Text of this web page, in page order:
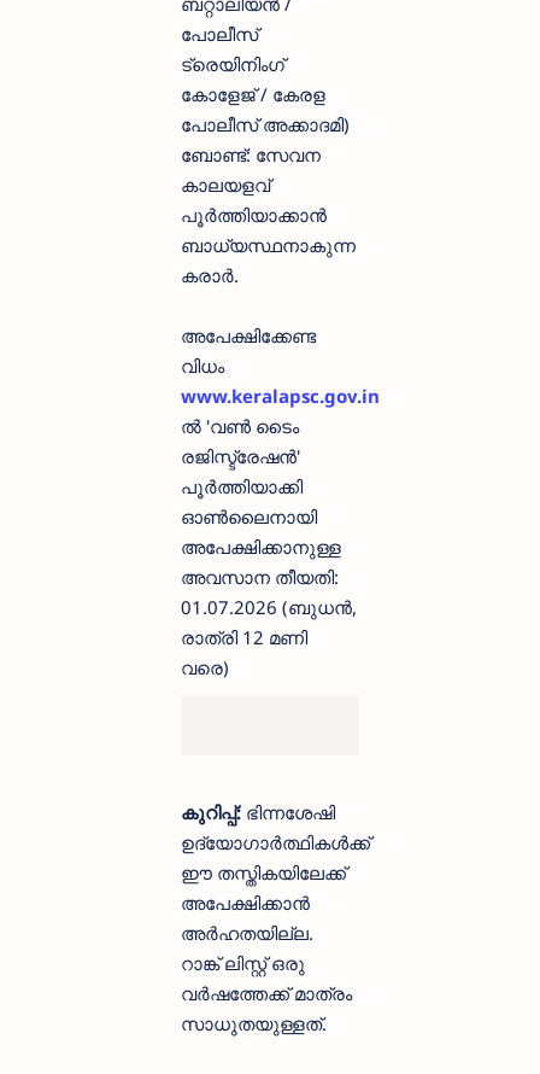
പോലീസ്
ട്രെയിനിംഗ്
കോളേജ് / കേരള
പോലീസ് അക്കാദമി)
ബോണ്ട്: സേവന
കാലയളവ്
പൂർത്തിയാക്കാൻ
ബാധ്യസ്ഥനാകുന്ന
കരാർ.
അപേക്ഷിക്കേണ്ട
വിധം
www.keralapsc.gov.in
ൽ 'വൺ ടൈം
രജിസ്ട്രേഷൻ'
പൂർത്തിയാക്കി
ഓൺലൈനായി
അപേക്ഷിക്കാനുള്ള
അവസാന തീയതി:
01.07.2026 (ബുധൻ,
രാത്രി 12 മണി
വരെ)
കുറിപ്പ്: ഭിന്നശേഷി
ഉദ്യോഗാർത്ഥികൾക്ക്
ഈ തസ്തികയിലേക്ക്
അപേക്ഷിക്കാൻ
അർഹതയില്ല.
റാങ്ക് ലിസ്റ്റ് ഒരു
വർഷത്തേക്ക് മാത്രം
സാധുതയുള്ളത്.